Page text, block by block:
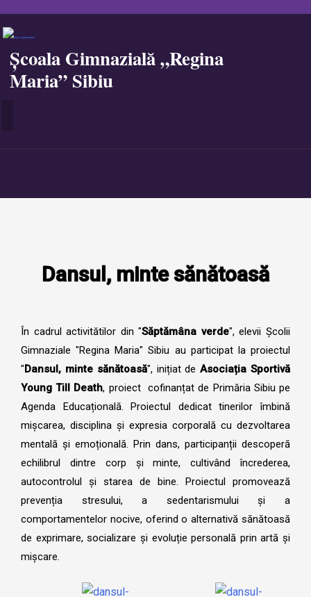
Școala Gimnazială „Regina
Maria” Sibiu
Dansul, minte sănătoasă
În cadrul activitătilor din "Săptămâna verde", elevii Școlii
Gimnaziale "Regina Maria" Sibiu au participat la proiectul
"Dansul, minte sănătoasă", inițiat deAsociația Sportivă
Young Till Death, proiect cofinanțat de Primăria Sibiu pe
Agenda Educațională. Proiectul dedicat tinerilor îmbină
mișcarea, disciplina și expresia corporală cu dezvoltarea
mentală și emoțională. Prin dans, participanții descoperă
echilibrul dintre corp și minte, cultivând încrederea,
autocontrolul și starea de bine. Proiectul promovează
prevenția stresului, a sedentarismului și a
comportamentelor nocive, oferind o alternativă sănătoasă
de exprimare, socializare și evoluție personală prin artă și
mișcare.